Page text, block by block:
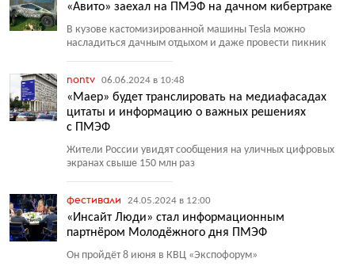
«Авито» заехал на ПМЭФ на дачном кибертраке
В кузове кастомизированной машины Tesla можно
насладиться дачным отдыхом и даже провести пикник
nontv 06.06.2024 в 10:48
«Маер» будет транслировать на медиафасадах
цитаты и информацию о важных решениях
с ПМЭФ
Жители России увидят сообщения на уличных цифровых
экранах свыше 150 млн раз
фестивали 24.05.2024 в 12:00
«Инсайт Люди» стал информационным
партнёром Молодёжного дня ПМЭФ
Он пройдёт 8 июня в КВЦ «Экспофорум»